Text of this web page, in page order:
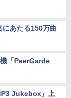
あたる150万曲
「PeerGarde
Jukebox」上